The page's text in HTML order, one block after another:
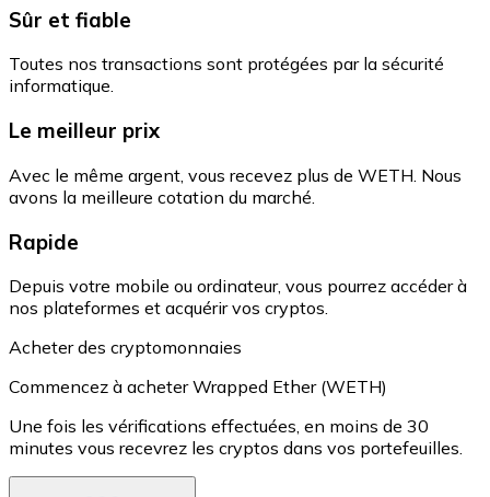
Sûr et fiable
Toutes nos transactions sont protégées par la sécurité
informatique.
Le meilleur prix
Avec le même argent, vous recevez plus de WETH. Nous
avons la meilleure cotation du marché.
Rapide
Depuis votre mobile ou ordinateur, vous pourrez accéder à
nos plateformes et acquérir vos cryptos.
Acheter des cryptomonnaies
Commencez à acheter Wrapped Ether (WETH)
Une fois les vérifications effectuées, en moins de 30
minutes vous recevrez les cryptos dans vos portefeuilles.